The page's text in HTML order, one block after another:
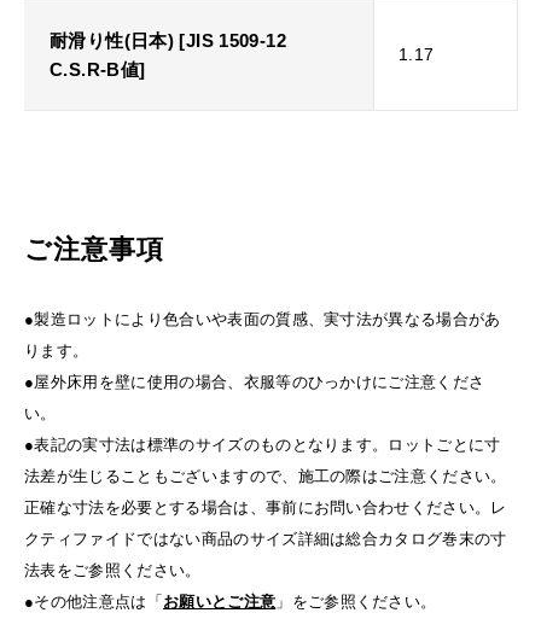
耐滑り性(日本) [JIS 1509-12
C.S.R-B値]
1.17
ご注意事項
●製造ロットにより色合いや表面の質感、実寸法が異なる場合があ
ります。
●屋外床用を壁に使用の場合、衣服等のひっかけにご注意くださ
い。
●表記の実寸法は標準のサイズのものとなります。ロットごとに寸
法差が生じることもございますので、施工の際はご注意ください。
正確な寸法を必要とする場合は、事前にお問い合わせください。レ
クティファイドではない商品のサイズ詳細は総合カタログ巻末の寸
法表をご参照ください。
●その他注意点は「お願いとご注意 」をご参照ください。